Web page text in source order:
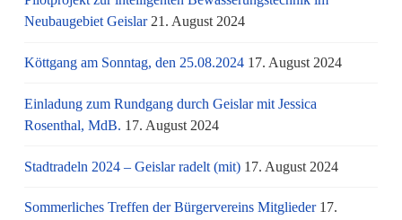
Neubaugebiet Geislar 21. August 2024
Köttgang am Sonntag, den 25.08.2024 17. August 2024
Einladung zum Rundgang durch Geislar mit Jessica
Rosenthal, MdB. 17. August 2024
Stadtradeln 2024 – Geislar radelt (mit) 17. August 2024
Sommerliches Treffen der Bürgervereins Mitglieder 17.